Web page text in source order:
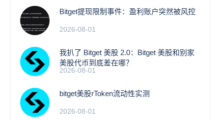
Bitget提现限制事件：盈利账户突然被风控
2026-08-01
我扒了 Bitget 美股 2.0：Bitget 美股和别家
美股代币到底差在哪？
2026-08-01
bitget美股rToken流动性实测
2026-08-01